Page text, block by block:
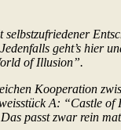
geht’s hier
of Illusion”.
Kooperation
A: “Castle
passt zwar rein